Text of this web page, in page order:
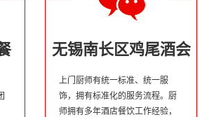
无锡南长区鸡尾酒会
上门厨师有统一标准、统一服
饰，拥有标准化的服务流程。厨
师拥有多年酒店餐饮工作经验，